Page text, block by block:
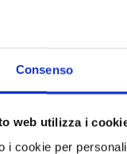
Consenso
web utilizza i
i cookie per
Regia
Grandi
percorsi
per la